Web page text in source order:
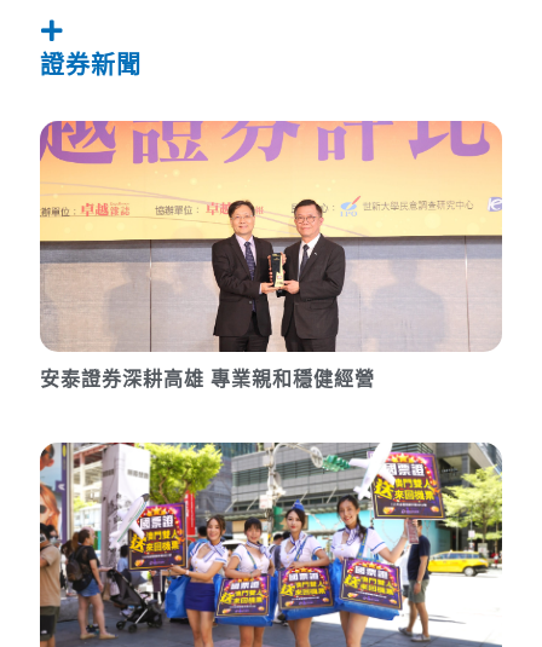
證券新聞
安泰證券深耕高雄 專業親和穩健經營